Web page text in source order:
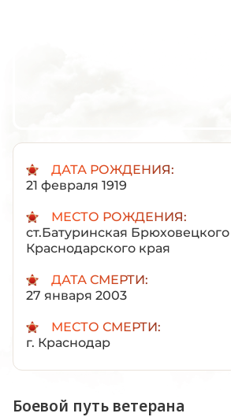
ДАТА РОЖДЕНИЯ:
21 февраля 1919
МЕСТО РОЖДЕНИЯ:
ст.Батуринская
Краснодарского края
ДАТА СМЕРТИ:
27 января 2003
МЕСТО СМЕРТИ:
г. Краснодар
Боевой путь ветерана